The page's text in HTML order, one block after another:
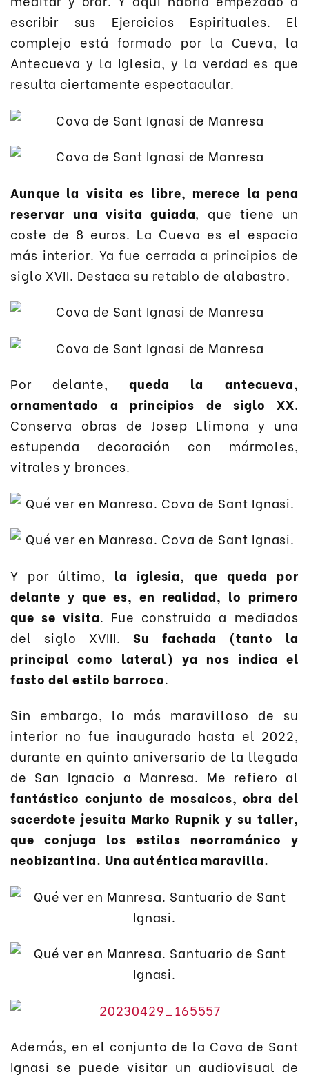
escribir sus Ejercicios Espirituales. El
complejo está formado por la Cueva, la
Antecueva y la Iglesia, y la verdad es que
resulta ciertamente espectacular.
Aunque la visita es libre, merece la pena
reservar una visita guiada, que tiene un
coste de 8 euros. La Cueva es el espacio
más interior. Ya fue cerrada a principios de
siglo XVII. Destaca su retablo de alabastro.
Por delante,queda la antecueva,
ornamentado a principios de siglo XX.
Conserva obras de Josep Llimona y una
estupenda decoración con mármoles,
vitrales y bronces.
Y por último, la iglesia, que queda por
delante y que es, en realidad, lo primero
que se visita. Fue construida a mediados
del siglo XVIII.Su fachada (tanto la
principal como lateral) ya nos indica el
fasto del estilo barroco.
Sin embargo, lo más maravilloso de su
interior no fue inaugurado hasta el 2022,
durante en quinto aniversario de la llegada
de San Ignacio a Manresa. Me refiero al
fantástico conjunto de mosaicos, obra del
sacerdote jesuita Marko Rupnik y su taller,
que conjuga los estilos neorrománico y
neobizantina. Una auténtica maravilla.
Además, en el conjunto de la Cova de Sant
Ignasi se puede visitar un audiovisual de